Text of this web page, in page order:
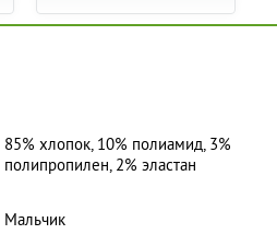
85% хлопок, 10% полиамид, 3%
полипропилен, 2% эластан
Мальчик